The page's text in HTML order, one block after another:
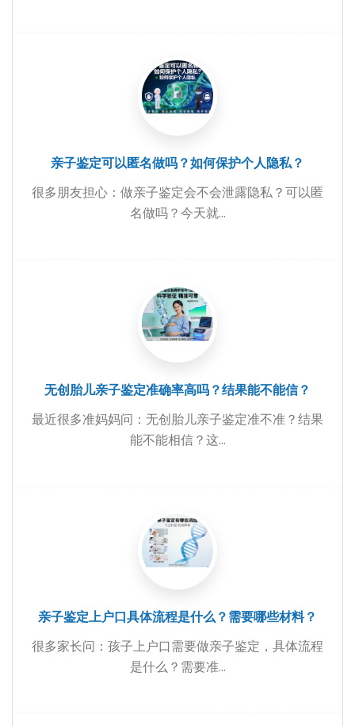
亲子鉴定可以匿名做吗？如何保护个人隐私？
很多朋友担心：做亲子鉴定会不会泄露隐私？可以匿
名做吗？今天就...
无创胎儿亲子鉴定准确率高吗？结果能不能信？
最近很多准妈妈问：无创胎儿亲子鉴定准不准？结果
能不能相信？这...
亲子鉴定上户口具体流程是什么？需要哪些材料？
很多家长问：孩子上户口需要做亲子鉴定，具体流程
是什么？需要准...